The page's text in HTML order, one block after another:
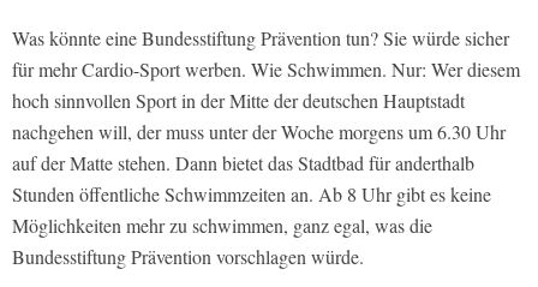
Was könnte eine Bundesstiftung Prävention tun? Sie würde sicher
für mehr Cardio-Sport werben. Wie Schwimmen. Nur: Wer diesem
hoch sinnvollen Sport in der Mitte der deutschen Hauptstadt
nachgehen will, der muss unter der Woche morgens um 6.30 Uhr
auf der Matte stehen. Dann bietet das Stadtbad für anderthalb
Stunden öffentliche Schwimmzeiten an. Ab 8 Uhr gibt es keine
Möglichkeiten mehr zu schwimmen, ganz egal, was die
Bundesstiftung Prävention vorschlagen würde.